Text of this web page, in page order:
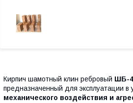
Кирпич шамотный клин ребровый ШБ-
предназначенный для эксплуатации в
механического воздействия и